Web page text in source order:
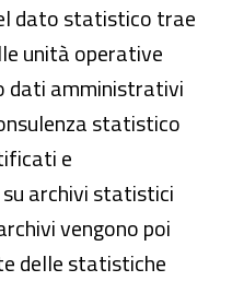
dato statistico trae
unità operative
dati amministrativi
statistico
e
archivi statistici
vengono poi
delle statistiche